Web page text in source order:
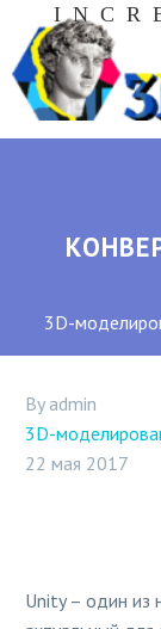
I N C R
3D-
By admin
3D-
22 мая 2017
Unity – один из